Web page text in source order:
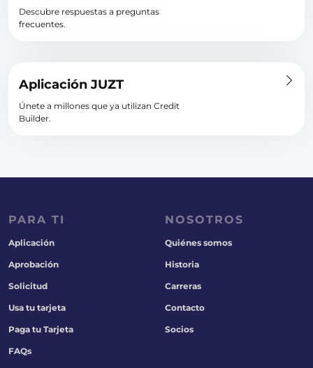
Descubre respuestas a preguntas
frecuentes.
Aplicación JUZT
Únete a millones que ya utilizan Credit
Builder.
PARA TI
Aplicación
Aprobación
Solicitud
Usa tu tarjeta
Paga tu Tarjeta
FAQs
NOSOTROS
Quiénes somos
Historia
Carreras
Contacto
Socios